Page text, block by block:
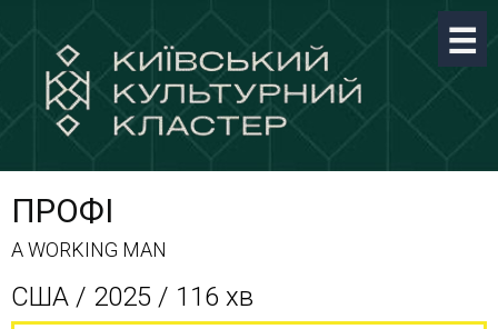
ПРОФІ
A WORKING MAN
США / 2025 / 116 хв